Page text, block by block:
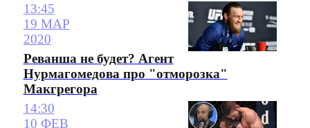
13:45
19 МАР
2020
Реванша не будет? Агент
Нурмагомедова про "отморозка"
Макгрегора
14:30
10 ФЕВ